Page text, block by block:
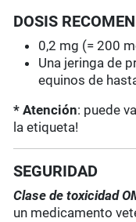
DOSIS
0,2 mg (= 200
Una jeringa de
equinos de
* Atención: puede
la etiqueta!
SEGURIDAD
Clase de toxicidad
un medicamento